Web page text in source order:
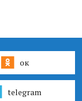
ок
telegram